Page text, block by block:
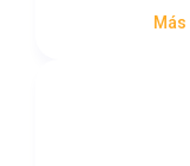
Más